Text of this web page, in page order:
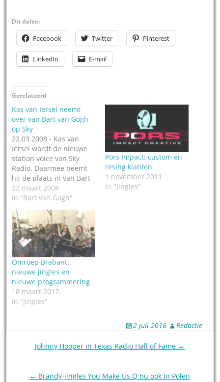
Dit delen:
Facebook Twitter Pinterest
LinkedIn E-mail
Gerelateerd
Kas van Iersel neemt
over van Bart van Gogh
op Sky
22.03.2008 - Kas van
Iersel wordt de nieuwe
station voice van Sky
Radio. Daarmee neemt
hij de plaats in van Bart
van Gogh die dat sinds
begin jaren negentig
is één van de grote
namen achter
jingleproducent Top
Format in Haarlem. De
komst van Van Iersel…
22 maart 2008
In "Bart van Gogh"
Pors Impact: custom en
resing klanten
1 november 2011
In "Jingles"
Omroep Brabant:
nieuwe jingles en
nieuwe programmering
18 maart 2017
In "Jingles"
2 juli 2016 Redactie
Johnny Hooper in Texas Radio Hall of Fame →
← Brandy-jingles You Make Us Q nu ook in Polen